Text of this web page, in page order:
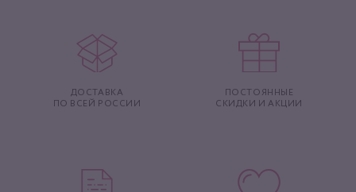
ДОСТАВКА
ПО ВСЕЙ РОССИИ
ПОСТОЯННЫЕ
СКИДКИ И АКЦИИ